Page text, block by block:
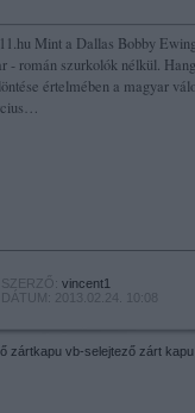
Mint a Dallas Bobby
- román szurkolók nélkül.
értelmében a magyar
SZERZŐ: vincent1
DÁTUM: 2013.02.24. 10:08
zártkapu vb-selejtező zárt kapu